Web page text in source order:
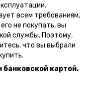
всем требованиям,
не покупать, вы
службы. Поэтому,
что вы выбрали
картой.